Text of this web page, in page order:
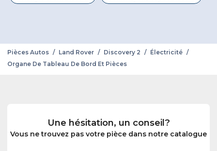
Pièces Autos / Land Rover / Discovery 2 / Électricité /
Organe De Tableau De Bord Et Pièces
Une hésitation, un conseil?
Vous ne trouvez pas votre pièce dans notre catalogue